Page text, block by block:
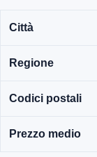
Città
Regione
Codici postali
Prezzo medio